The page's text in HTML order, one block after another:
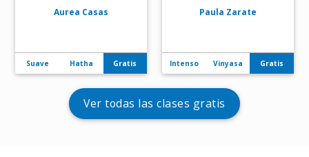
Aurea Casas
Suave Hatha Gratis
Paula Zarate
Intenso Vinyasa Gratis
ver todas las clases gratis